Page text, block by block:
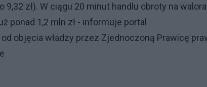
zł). W ciągu 20 minut handlu obroty na
ponad 1,2 mln zł - informuje portal
objęcia władzy przez Zjednoczoną Prawicę